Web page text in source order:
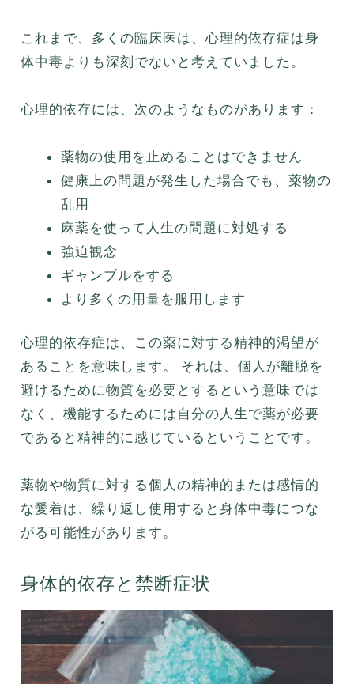
これまで、多くの臨床医は、心理的依存症は身
体中毒よりも深刻でないと考えていました。
心理的依存には、次のようなものがあります：
薬物の使用を止めることはできません
健康上の問題が発生した場合でも、薬物の
乱用
麻薬を使って人生の問題に対処する
強迫観念
ギャンブルをする
より多くの用量を服用します
心理的依存症は、この薬に対する精神的渇望が
あることを意味します。 それは、個人が離脱を
避けるために物質を必要とするという意味では
なく、機能するためには自分の人生で薬が必要
であると精神的に感じているということです。
薬物や物質に対する個人の精神的または感情的
な愛着は、繰り返し使用すると身体中毒につな
がる可能性があります。
身体的依存と禁断症状